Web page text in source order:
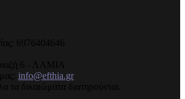
6976404646
6 - ΛΑΜΙΑ
info@efthia.gr
δικαιώματα διατηρούνται.